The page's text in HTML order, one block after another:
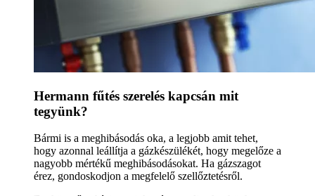
Hermann fűtés szerelés kapcsán mit
tegyünk?
Bármi is a meghibásodás oka, a legjobb amit tehet,
hogy azonnal leállítja a gázkészülékét, hogy megelőze a
nagyobb mértékű meghibásodásokat. Ha gázszagot
érez, gondoskodjon a megfelelő szellőztetésről.